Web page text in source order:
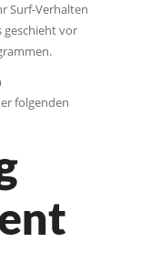
Surf-Verhalten
geschieht vor
folgenden